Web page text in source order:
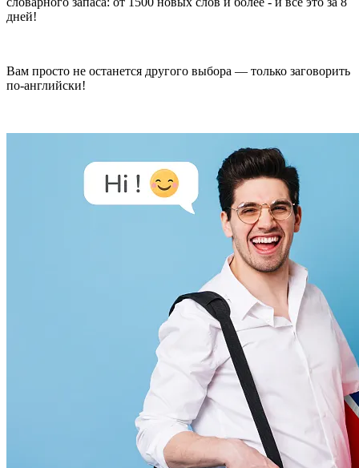
дней!
Вам просто не останется другого выбора — только заговорить
по-английски!